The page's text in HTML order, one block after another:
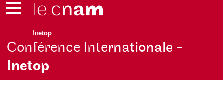
Inetop
Conférence Internationale -
Inetop